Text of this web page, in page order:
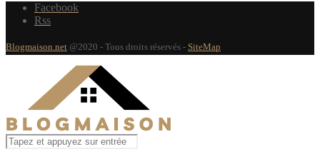
Facebook
Rss
Blogmaison.net @2020 - Tous droits réservés - SiteMap